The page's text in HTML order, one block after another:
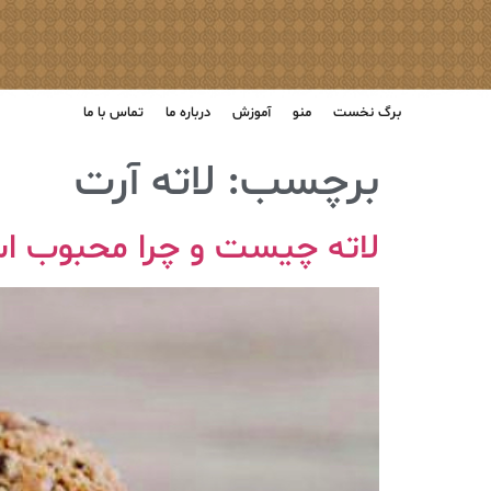
برگ نخست منو آموزش درباره ما تماس با ما
برچسب: لاته آرت
لاته چیست و چرا محبوب